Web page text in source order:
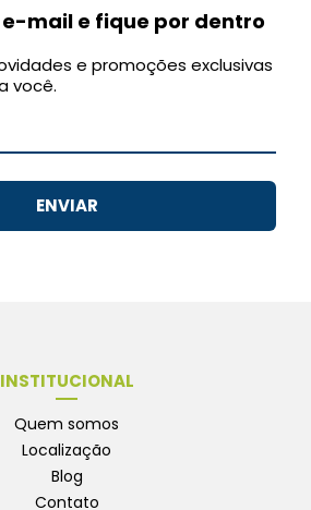
mail e fique por dentro
e promoções exclusivas
você.
ENVIAR
INSTITUCIONAL
Quem somos
Localização
Blog
Contato